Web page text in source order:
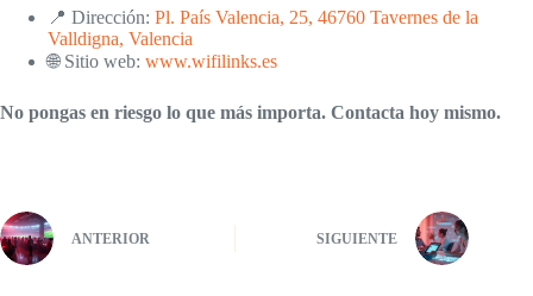
📍 Dirección: Pl. País Valencia, 25, 46760 Tavernes de la
Valldigna, Valencia
🌐 Sitio web: www.wifilinks.es
No pongas en riesgo lo que más importa. Contacta hoy mismo.
ANTERIOR SIGUIENTE